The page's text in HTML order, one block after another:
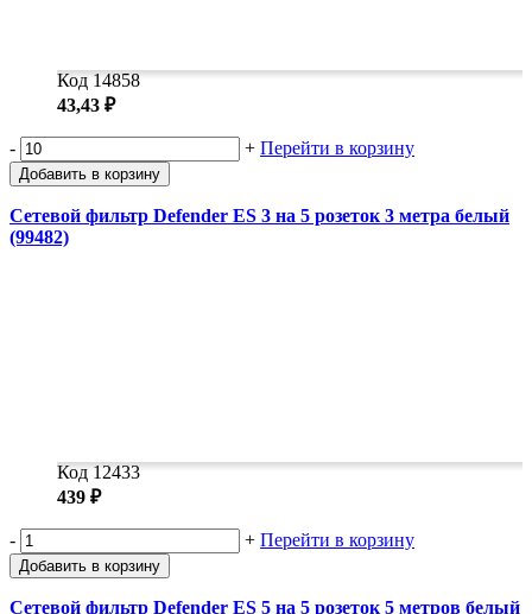
Код 14858
43,43 ₽
- + Перейти в корзину
Добавить в корзину
Сетевой фильтр Defender ES 3 на 5 розеток 3 метра белый
(99482)
Код 12433
439 ₽
- + Перейти в корзину
Добавить в корзину
Сетевой фильтр Defender ES 5 на 5 розеток 5 метров белый